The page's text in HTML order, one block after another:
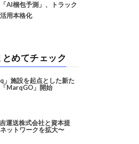
AI梱包予測」、トラック
用本格化
とめてチェック
施設を起点とした新た
MarqGO」開始
運送株式会社と資本提
ットワークを拡大〜